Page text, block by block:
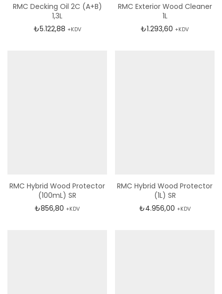
RMC Decking Oil 2C (A+B)
1,3L
₺5.122,88 +KDV
RMC Exterior Wood Cleaner
1L
₺1.293,60 +KDV
RMC Hybrid Wood Protector
(100mL) SR
₺856,80 +KDV
RMC Hybrid Wood Protector
(1L) SR
₺4.956,00 +KDV